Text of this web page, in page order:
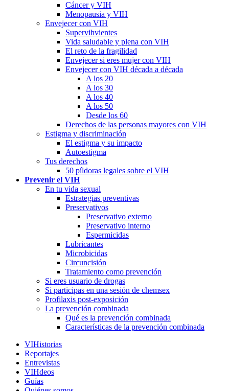
Cáncer y VIH
Menopausia y VIH
Envejecer con VIH
Supervihvientes
Vida saludable y plena con VIH
El reto de la fragilidad
Envejecer si eres mujer con VIH
Envejecer con VIH década a década
A los 20
A los 30
A los 40
A los 50
Desde los 60
Derechos de las personas mayores con VIH
Estigma y discriminación
El estigma y su impacto
Autoestigma
Tus derechos
50 píldoras legales sobre el VIH
Prevenir el VIH
En tu vida sexual
Estrategias preventivas
Preservativos
Preservativo externo
Preservativo interno
Espermicidas
Lubricantes
Microbicidas
Circuncisión
Tratamiento como prevención
Si eres usuario de drogas
Si participas en una sesión de chemsex
Profilaxis post-exposición
La prevención combinada
Qué es la prevención combinada
Características de la prevención combinada
VIHistorias
Reportajes
Entrevistas
VIHdeos
Guías